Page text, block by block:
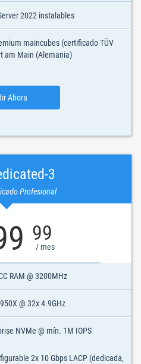
2022 instalables
maincubes (certificado TÜV
am Main (Alemania)
Ahora
3
Profesional
99
/ mes
RAM @ 3200MHz
@ 32x 4.9GHz
NVMe @ mín. 1M IOPS
2x 10 Gbps LACP (dedicada,